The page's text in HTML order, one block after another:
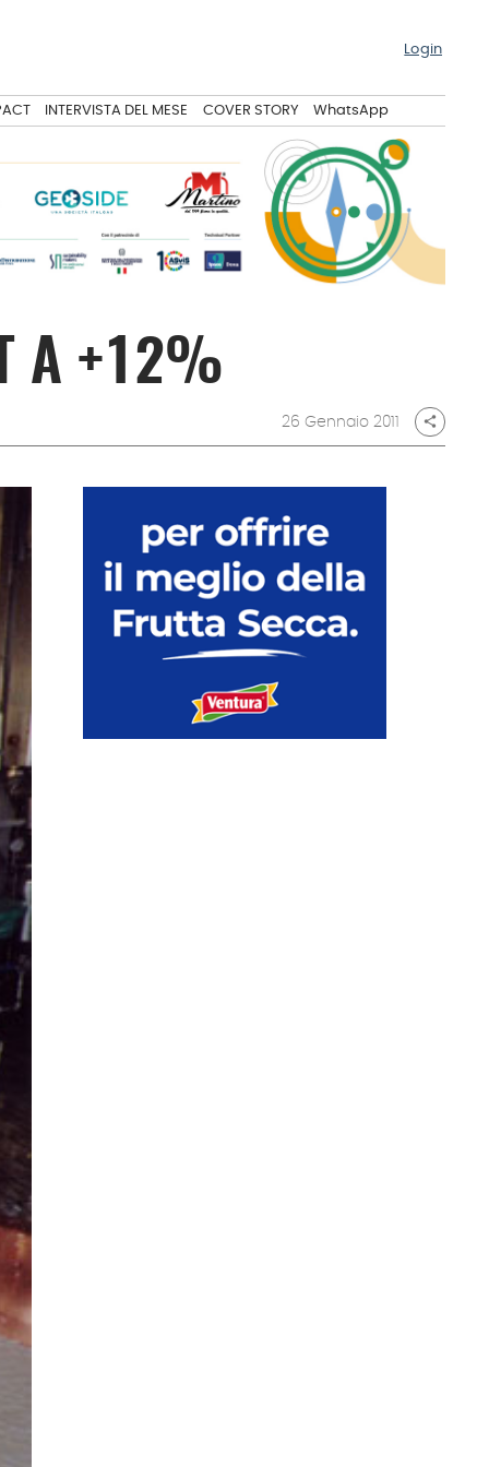
Login
INTERVISTA DEL MESE COVER STORY WhatsApp
A +12%
26 Gennaio 2011 share